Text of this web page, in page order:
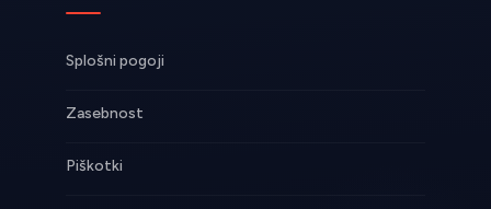
Splošni pogoji
Zasebnost
Piškotki